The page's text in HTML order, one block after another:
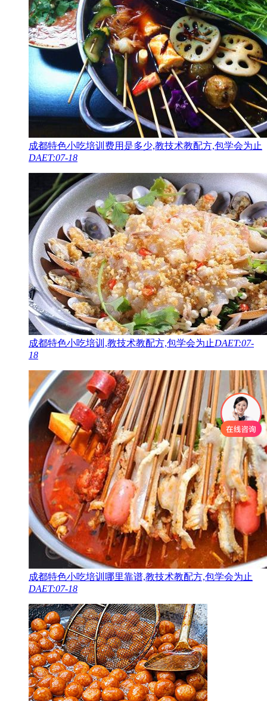
成都特色小吃培训费用是多少,教技术教配方,包学会为止
DAET:07-18
成都特色小吃培训,教技术教配方,包学会为止DAET:07-
18
成都特色小吃培训哪里靠谱,教技术教配方,包学会为止
DAET:07-18